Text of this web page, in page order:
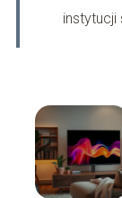
instytucji